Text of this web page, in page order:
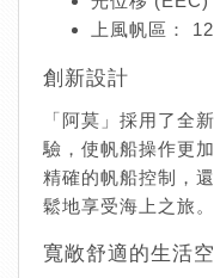
上風帆區：
創新設計
「阿莫」採用了全
驗，使帆船操作更
精確的帆船控制，
鬆地享受海上之旅。
寬敞舒適的生活